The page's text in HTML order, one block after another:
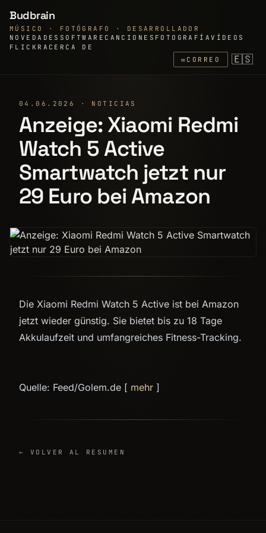
Budbrain
MÚSICO · FOTÓGRAFO · DESARROLLADOR
NOVEDADES SOFTWARE CANCIONES FOTOGRAFÍAVÍDEOS
FLICKR ACERCA DE
✉ CORREO 🇪🇸
04.06.2026 · NOTICIAS
Anzeige: Xiaomi Redmi
Watch 5 Active
Smartwatch jetzt nur
29 Euro bei Amazon
Die Xiaomi Redmi Watch 5 Active ist bei Amazon
jetzt wieder günstig. Sie bietet bis zu 18 Tage
Akkulaufzeit und umfangreiches Fitness-Tracking.
Quelle: Feed/Golem.de [ mehr ]
← VOLVER AL RESUMEN